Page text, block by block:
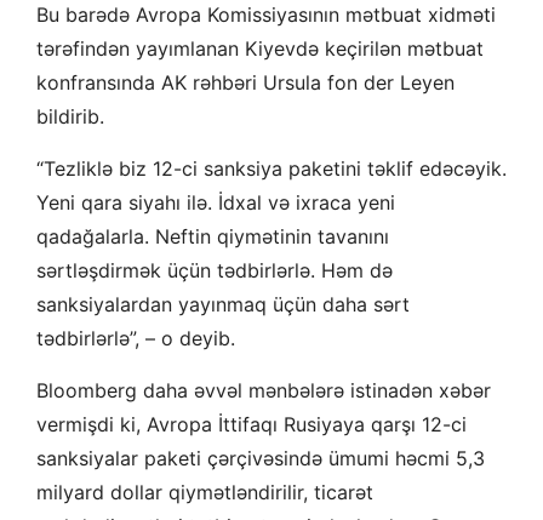
Bu barədə Avropa Komissiyasının mətbuat xidməti
tərəfindən yayımlanan Kiyevdə keçirilən mətbuat
konfransında AK rəhbəri Ursula fon der Leyen
bildirib.
“Tezliklə biz 12-ci sanksiya paketini təklif edəcəyik.
Yeni qara siyahı ilə. İdxal və ixraca yeni
qadağalarla. Neftin qiymətinin tavanını
sərtləşdirmək üçün tədbirlərlə. Həm də
sanksiyalardan yayınmaq üçün daha sərt
tədbirlərlə”, – o deyib.
Bloomberg daha əvvəl mənbələrə istinadən xəbər
vermişdi ki, Avropa İttifaqı Rusiyaya qarşı 12-ci
sanksiyalar paketi çərçivəsində ümumi həcmi 5,3
milyard dollar qiymətləndirilir, ticarət